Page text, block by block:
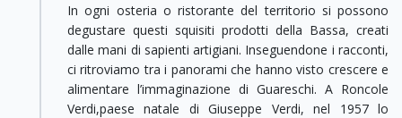
In ogni osteria o ristorante del territorio si possono
degustare questi squisiti prodotti della Bassa, creati
dalle mani di sapienti artigiani. Inseguendone i racconti,
ci ritroviamo tra i panorami che hanno visto crescere e
alimentare l’immaginazione di Guareschi. A Roncole
Verdi,paese natale di Giuseppe Verdi, nel 1957 lo